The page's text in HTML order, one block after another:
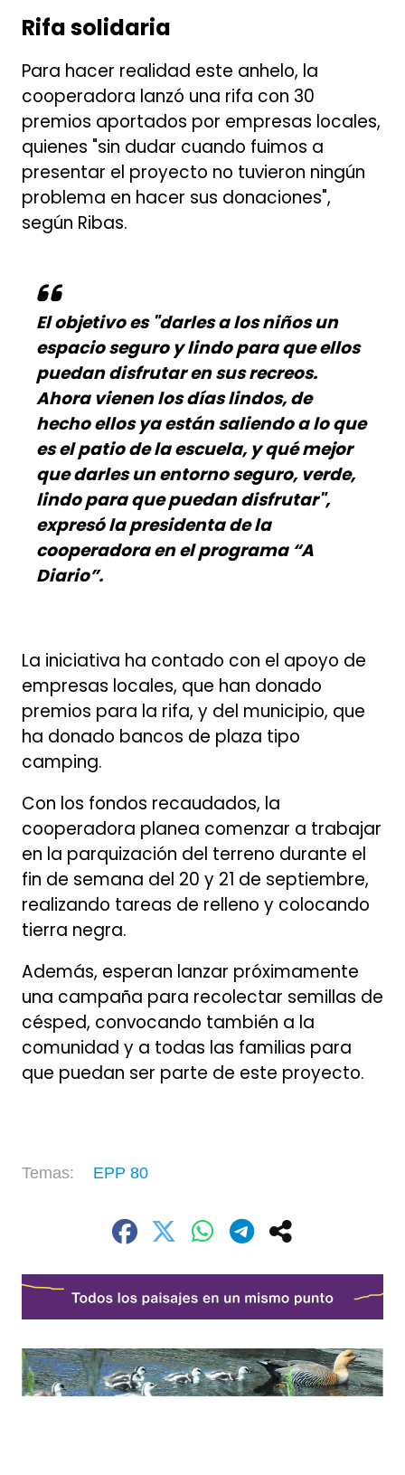
Rifa solidaria
Para hacer realidad este anhelo, la
cooperadora lanzó una rifa con 30
premios aportados por empresas locales,
quienes "sin dudar cuando fuimos a
presentar el proyecto no tuvieron ningún
problema en hacer sus donaciones",
según Ribas.
El objetivo es "darles a los niños un
espacio seguro y lindo para que ellos
puedan disfrutar en sus recreos.
Ahora vienen los días lindos, de
hecho ellos ya están saliendo a lo que
es el patio de la escuela, y qué mejor
que darles un entorno seguro, verde,
lindo para que puedan disfrutar",
expresó la presidenta de la
cooperadora en el programa “A
Diario”.
La iniciativa ha contado con el apoyo de
empresas locales, que han donado
premios para la rifa, y del municipio, que
ha donado bancos de plaza tipo
camping.
Con los fondos recaudados, la
cooperadora planea comenzar a trabajar
en la parquización del terreno durante el
fin de semana del 20 y 21 de septiembre,
realizando tareas de relleno y colocando
tierra negra.
Además, esperan lanzar próximamente
una campaña para recolectar semillas de
césped, convocando también a la
comunidad y a todas las familias para
que puedan ser parte de este proyecto.
EPP 80